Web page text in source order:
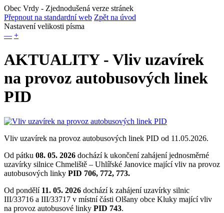
Obec Vrdy - Zjednodušená verze stránek
Přepnout na standardní web Zpět na úvod
Nastavení velikosti písma
— +
AKTUALITY - Vliv uzavírek
na provoz autobusových linek
PID
Vliv uzavírek na provoz autobusových linek PID od 11.05.2026.
Od pátku 08. 05. 2026 dochází k ukončení zahájení jednosměrné
uzavírky silnice Chmeliště – Uhlířské Janovice mající vliv na provoz
autobusových linky PID 706, 772, 773.
Od pondělí 11. 05. 2026 dochází k zahájení uzavírky silnic
III/33716 a III/33717 v místní části Olšany obce Kluky mající vliv
na provoz autobusové linky PID 743.